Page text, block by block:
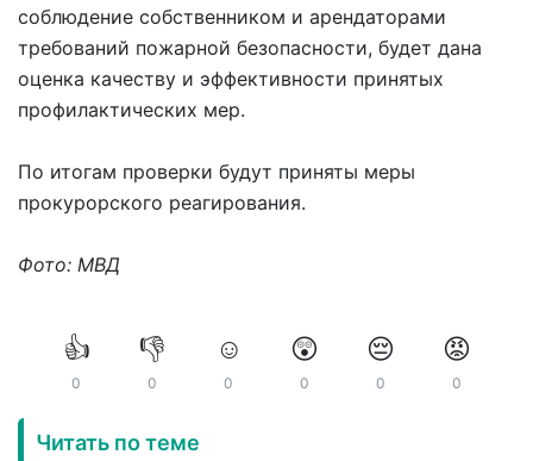
соблюдение собственником и арендаторами
требований пожарной безопасности, будет дана
оценка качеству и эффективности принятых
профилактических мер.
По итогам проверки будут приняты меры
прокурорского реагирования.
Фото: МВД
👍
0
👎
0
☺️
0
😲
0
😔
0
😡
0
Читать по теме